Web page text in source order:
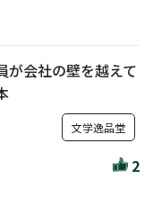
が会社の壁を越えて
文学逸品堂
2